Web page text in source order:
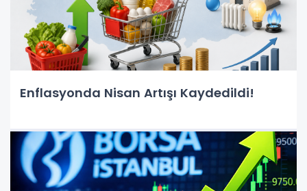
Enflasyonda Nisan Artışı Kaydedildi!